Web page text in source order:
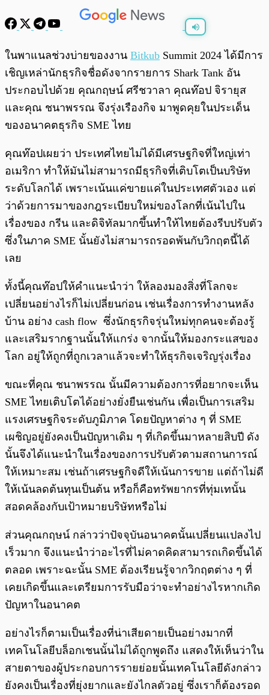
พร้อมเล่น /0:00
ในพาแนลช่วงบ่ายของงาน Bitkub Summit 2024 ได้มีการ
เชิญเหล่านักธุรกิจชื่อดังจากรายการ Shark Tank อัน
ประกอบไปด้วย คุณกฤษน์ ศรีชวาลา คุณท๊อป จิรายุส
และคุณ ชนาพรรณ จึงรุ่งเรืองกิจ มาพูดคุยในประเด็น
ของอนาคตธุรกิจ SME ไทย
คุณท๊อปเผยว่า ประเทศไทยไม่ได้มีเศรษฐกิจที่ใหญ่เท่า
อเมริกา ทำให้มันไม่สามารถมีธุรกิจที่เติบโตเป็นบริษัท
ระดับโลกได้ เพราะเน้นแค่ขายแค่ในประเทศตัวเอง แต่
ว่าด้วยการมาของกฎระเบียบใหม่ของโลกที่เน้นไปใน
เรื่องของ กรีน และดิจิทัลมากขึ้นทำให้ไทยต้องรีบปรับตัว
ซึ่งในภาค SME นั้นยังไม่สามารถรอดพ้นกับวิกฤตนี้ได้
เลย
ทั้งนี้คุณท๊อปให้คำแนะนำว่า ให้ลองมองสิ่งที่โลกจะ
เปลี่ยนอย่างไรก็ไม่เปลี่ยนก่อน เช่นเรื่องการทำงานหลัง
บ้าน อย่าง cash flow ซึ่งนักธุรกิจรุ่นใหม่ทุกคนจะต้องรู้
และเสริมรากฐานนั้นให้แกร่ง จากนั้นให้มองกระแสของ
โลก อยู่ให้ถูกที่ถูกเวลาแล้วจะทำให้ธุรกิจเจริญรุ่งเรื่อง
ขณะที่คุณ ชนาพรรณ นั้นมีความต้องการที่อยากจะเห็น
SME ไทยเติบโตได้อย่างยั่งยืนเช่นกัน เพื่อเป็นการเสริม
แรงเศรษฐกิจระดับภูมิภาค โดยปัญหาต่าง ๆ ที่ SME
เผชิญอยู่ยังคงเป็นปัญหาเดิม ๆ ที่เกิดขึ้นมาหลายสิบปี ดัง
นั้นจึงได้แนะนำในเรื่องของการปรับตัวตามสถานการณ์
ให้เหมาะสม เช่นถ้าเศรษฐกิจดีให้เน้นการขาย แต่ถ้าไม่ดี
ให้เน้นลดต้นทุนเป็นต้น หรือก็คือทรัพยากรที่ทุ่มเทนั้น
สอดคล้องกับเป้าหมายบริษัทหรือไม่
ส่วนคุณกฤษน์ กล่าวว่าปัจจุบันอนาคตนั้นเปลี่ยนแปลงไป
เร็วมาก จึงแนะนำว่าอะไรที่ไม่คาดคิดสามารถเกิดขึ้นได้
ตลอด เพราะฉะนั้น SME ต้องเรียนรู้จากวิกฤตต่าง ๆ ที่
เคยเกิดขึ้นและเตรียมการรับมือว่าจะทำอย่างไรหากเกิด
ปัญหาในอนาคต
อย่างไรก็ตามเป็นเรื่องที่น่าเสียดายเป็นอย่างมากที่
เทคโนโลยีบล็อกเชนนั้นไม่ได้ถูกพูดถึง แสดงให้เห็นว่าใน
สายตาของผู้ประกอบการรายย่อยนั้นเทคโนโลยีดังกล่าว
ยังคงเป็นเรื่องที่ยุ่งยากและยังไกลตัวอยู่ ซึ่งเราก็ต้องรอด